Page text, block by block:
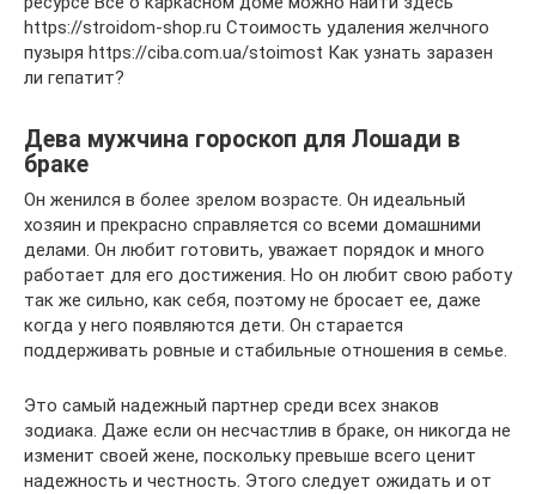
https://stroidom-shop.ru Стоимость удаления желчного
пузыря https://ciba.com.ua/stoimost Как узнать заразен
ли гепатит?
Дева мужчина гороскоп для Лошади в
браке
Он женился в более зрелом возрасте. Он идеальный
хозяин и прекрасно справляется со всеми домашними
делами. Он любит готовить, уважает порядок и много
работает для его достижения. Но он любит свою работу
так же сильно, как себя, поэтому не бросает ее, даже
когда у него появляются дети. Он старается
поддерживать ровные и стабильные отношения в семье.
Это самый надежный партнер среди всех знаков
зодиака. Даже если он несчастлив в браке, он никогда не
изменит своей жене, поскольку превыше всего ценит
надежность и честность. Этого следует ожидать и от